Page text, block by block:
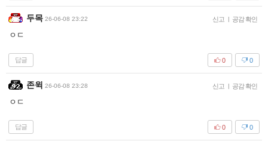
두목 26-06-08 23:22 신고 | 공감 확인
ㅇㄷ
답글 0
0
존윅 26-06-08 23:28 신고 | 공감 확인
ㅇㄷ
답글 0
0